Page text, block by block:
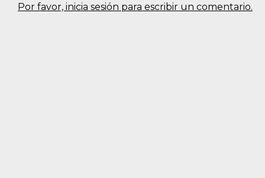
Por favor, inicia sesión para escribir un comentario.